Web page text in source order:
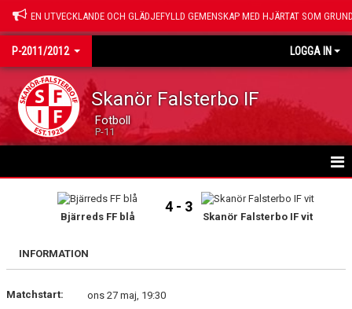
EN UTVECKLANDE OCH GLÄDJEFYLLD GEMENSKAP MED HJÄRTAT SOM
P-2011/2012 LOGGA IN
Skanör Falsterbo IF
Fotboll
P-11
KALENDER
VÅRA SPELARE
Bjärreds FF blå
4 - 3
Skanör Falsterbo IF vit
INFORMATION
Matchstart:
ons 27 maj, 19:30